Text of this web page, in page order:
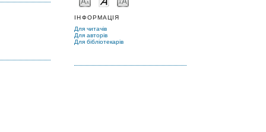
ІНФОРМАЦІЯ
Для читачів
Для авторів
Для бібліотекарів